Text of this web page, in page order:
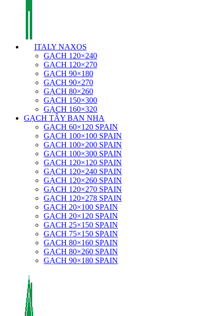
ITALY NAXOS
GẠCH 120×240
GẠCH 120×270
GẠCH 90×180
GẠCH 90×270
GẠCH 80×260
GẠCH 150×300
GẠCH 160×320
GẠCH TÂY BAN NHA
GẠCH 60×120 SPAIN
GẠCH 100×100 SPAIN
GẠCH 100×200 SPAIN
GẠCH 100×300 SPAIN
GẠCH 120×120 SPAIN
GẠCH 120×240 SPAIN
GẠCH 120×260 SPAIN
GẠCH 120×270 SPAIN
GẠCH 120×278 SPAIN
GẠCH 20×100 SPAIN
GẠCH 20×120 SPAIN
GẠCH 25×150 SPAIN
GẠCH 75×150 SPAIN
GẠCH 80×160 SPAIN
GẠCH 80×260 SPAIN
GẠCH 90×180 SPAIN